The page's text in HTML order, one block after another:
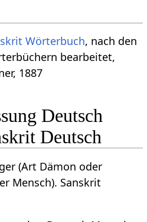
Wörterbuch, nach den
bearbeitet,
1887
Deutsch
Deutsch
(Art Dämon oder
Mensch). Sanskrit